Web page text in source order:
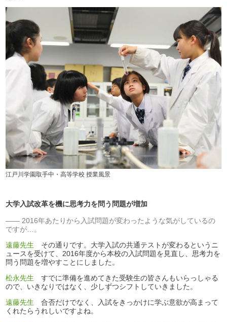
江戸川学園取手中・高等学校 授業風景
大学入試改革を機に思考力を問う問題が増加
2016年あたりから入試問題が変わったような気がしているの
ですが…。
遠藤先生 その通りです。大学入試の共通テストが変わるというニ
ュースを受けて、2016年度から本校の入試問題を見直し、思考力を
問う問題を増やすことにしました。
松永先生 すでに準備を進めてきた受験生の皆さんもいらっしゃる
ので、いきなりではなく、少しずつシフトしていきました。
遠藤先生 合否だけでなく、入試をきっかけに学ぶ意欲が高まって
くれたらうれしいですよね。